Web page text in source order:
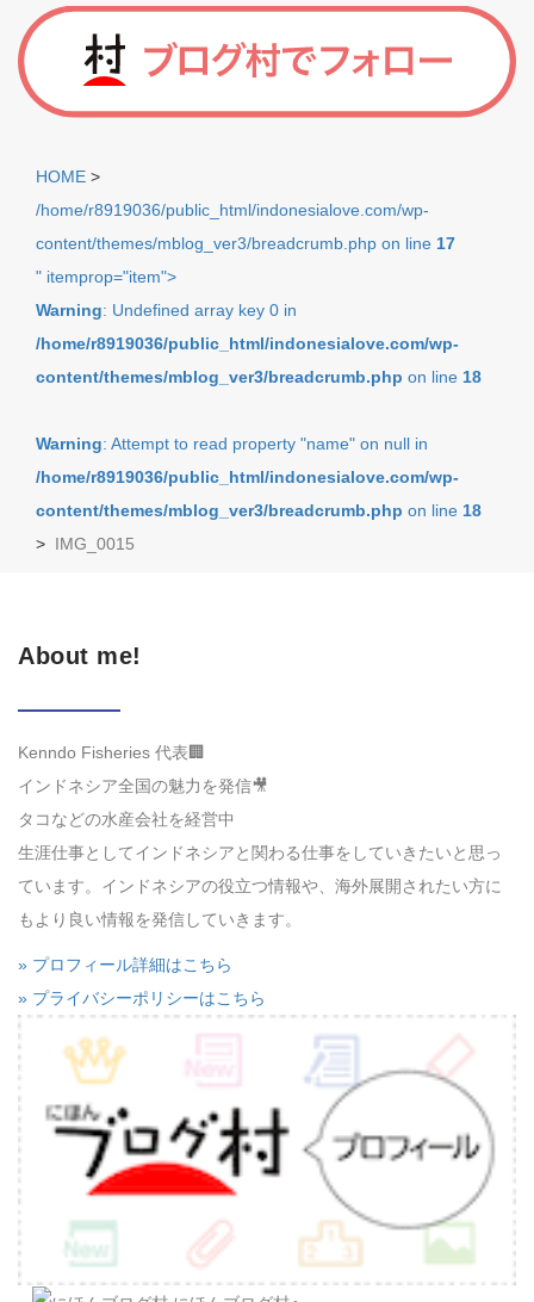
HOME >
/home/r8919036/public_html/indonesialove.com/wp-
content/themes/mblog_ver3/breadcrumb.php on line 17
" itemprop="item">
Warning: Undefined array key 0 in
/home/r8919036/public_html/indonesialove.com/wp-
content/themes/mblog_ver3/breadcrumb.php on line 18
Warning: Attempt to read property "name" on null in
/home/r8919036/public_html/indonesialove.com/wp-
content/themes/mblog_ver3/breadcrumb.php on line 18
> IMG_0015
About me!
Kenndo Fisheries 代表🏢
インドネシア全国の魅力を発信🎥
タコなどの水産会社を経営中
生涯仕事としてインドネシアと関わる仕事をしていきたいと思っ
ています。インドネシアの役立つ情報や、海外展開されたい方に
もより良い情報を発信していきます。
» プロフィール詳細はこちら
» プライバシーポリシーはこちら